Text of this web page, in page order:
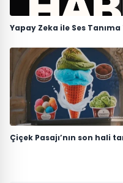
Yapay Zeka ile Ses
Çiçek Pasajı’nın son hali